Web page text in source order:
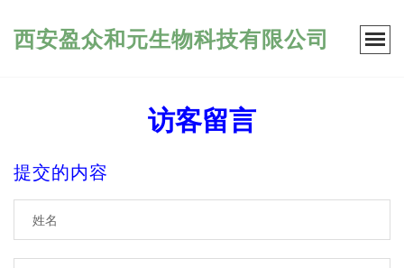
西安盈众和元生物科技有限公司
访客留言
提交的内容